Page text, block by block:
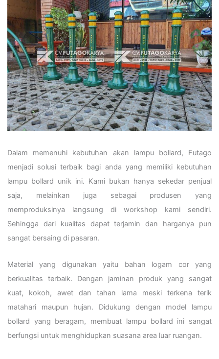
Dalam memenuhi kebutuhan akan lampu bollard, Futago
menjadi solusi terbaik bagi anda yang memiliki kebutuhan
lampu bollard unik ini. Kami bukan hanya sekedar penjual
saja, melainkan juga sebagai produsen yang
memproduksinya langsung di workshop kami sendiri.
Sehingga dari kualitas dapat terjamin dan harganya pun
sangat bersaing di pasaran.
Material yang digunakan yaitu bahan logam cor yang
berkualitas terbaik. Dengan jaminan produk yang sangat
kuat, kokoh, awet dan tahan lama meski terkena terik
matahari maupun hujan. Didukung dengan model lampu
bollard yang beragam, membuat lampu bollard ini sangat
berfungsi untuk menghidupkan suasana area luar ruangan.